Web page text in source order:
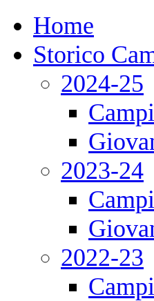
Home
Storico
2024-25
2023-24
2022-23